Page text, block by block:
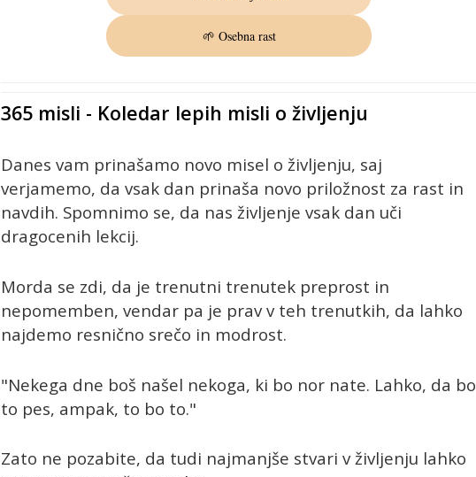
🌱 Osebna rast
365 misli - Koledar lepih misli o življenju
Danes vam prinašamo novo misel o življenju, saj
verjamemo, da vsak dan prinaša novo priložnost za rast in
navdih. Spomnimo se, da nas življenje vsak dan uči
dragocenih lekcij.
Morda se zdi, da je trenutni trenutek preprost in
nepomemben, vendar pa je prav v teh trenutkih, da lahko
najdemo resnično srečo in modrost.
"Nekega dne boš našel nekoga, ki bo nor nate. Lahko, da bo
to pes, ampak, to bo to."
Zato ne pozabite, da tudi najmanjše stvari v življenju lahko